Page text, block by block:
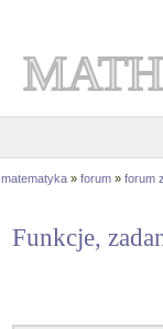
matematyka » forum » forum
Funkcje,